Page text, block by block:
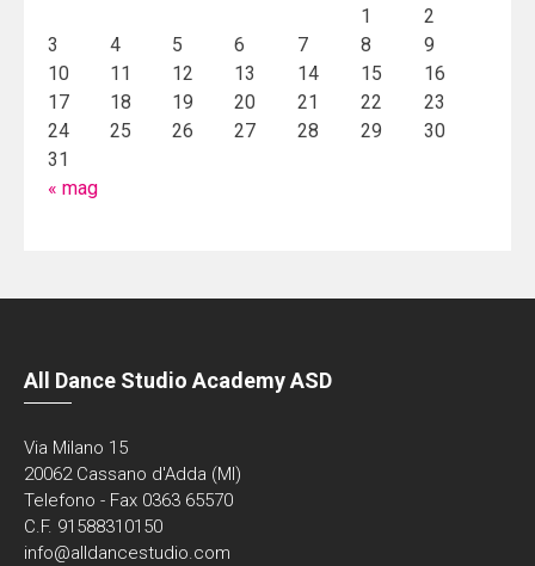
« mag
1
2
3
4 5 6 7 8
9
10
11 12 13 14 15
16
17
18 19 20 21 22
23
24
25 26 27 28 29
30
31
All Dance Studio Academy ASD
Via Milano 15
20062 Cassano d'Adda (MI)
Telefono - Fax 0363 65570
C.F. 91588310150
info@alldancestudio.com